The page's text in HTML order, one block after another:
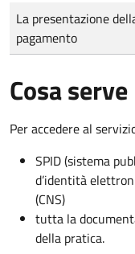
Tipo di pagamento
Importo
La presentazione
pagamento
Cosa serve
Per accedere al
SPID (sistema
d’identità
(CNS)
tutta la
della pratica.